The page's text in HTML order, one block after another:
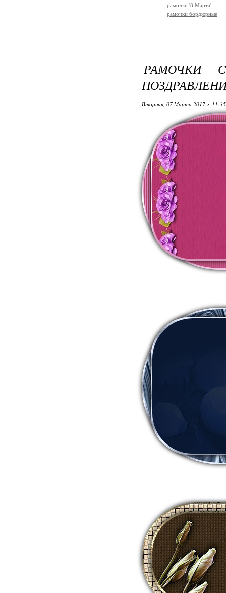
рамочки '8 Марта'
рамочки бордюрные
РАМОЧКИ
Вторник, 07 Марта 2017 г.